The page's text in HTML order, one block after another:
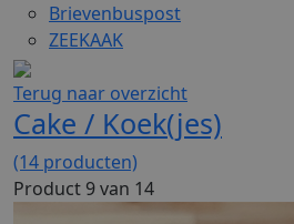
Brievenbuspost
ZEEKAAK
Terug naar overzicht
Cake / Koek(jes)
(14 producten)
Product 9 van 14